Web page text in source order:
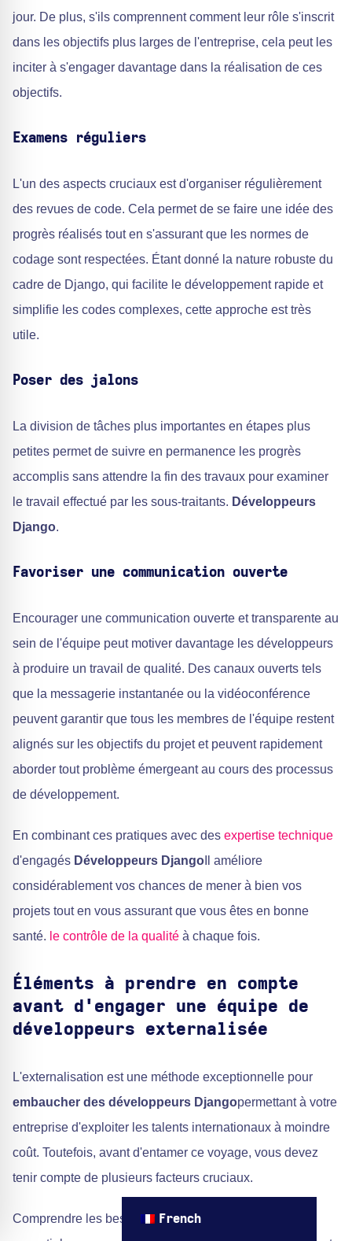
jour. De plus, s'ils comprennent comment leur rôle s'inscrit
dans les objectifs plus larges de l'entreprise, cela peut les
inciter à s'engager davantage dans la réalisation de ces
objectifs.
Examens réguliers
L'un des aspects cruciaux est d'organiser régulièrement
des revues de code. Cela permet de se faire une idée des
progrès réalisés tout en s'assurant que les normes de
codage sont respectées. Étant donné la nature robuste du
cadre de Django, qui facilite le développement rapide et
simplifie les codes complexes, cette approche est très
utile.
Poser des jalons
La division de tâches plus importantes en étapes plus
petites permet de suivre en permanence les progrès
accomplis sans attendre la fin des travaux pour examiner
le travail effectué par les sous-traitants. Développeurs
Django.
Favoriser une communication ouverte
Encourager une communication ouverte et transparente au
sein de l'équipe peut motiver davantage les développeurs
à produire un travail de qualité. Des canaux ouverts tels
que la messagerie instantanée ou la vidéoconférence
peuvent garantir que tous les membres de l'équipe restent
alignés sur les objectifs du projet et peuvent rapidement
aborder tout problème émergeant au cours des processus
de développement.
En combinant ces pratiques avec des expertise technique
d'engagés Développeurs Django Il améliore
considérablement vos chances de mener à bien vos
projets tout en vous assurant que vous êtes en bonne
santé. le contrôle de la qualité à chaque fois.
Éléments à prendre en compte
avant d'engager une équipe de
développeurs externalisée
L'externalisation est une méthode exceptionnelle pour
embaucher des développeurs Djangopermettant à votre
entreprise d'exploiter les talents internationaux à moindre
coût. Toutefois, avant d'entamer ce voyage, vous devez
tenir compte de plusieurs facteurs cruciaux.
Comprendre les besoins de votre entreprise : Il est
French